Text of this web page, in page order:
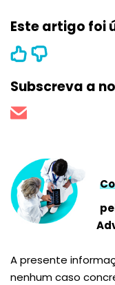
Este artigo foi
Subscreva a
A presente
nenhum caso